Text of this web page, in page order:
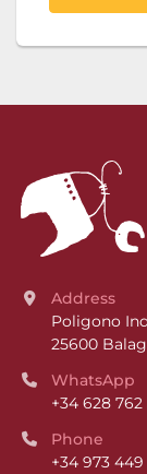
Address
Poligono
25600
WhatsApp
+34 628 762
Phone
+34 973 449